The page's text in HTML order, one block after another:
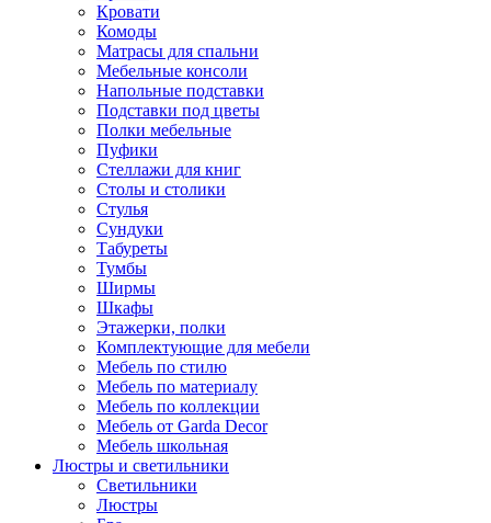
Кровати
Комоды
Матрасы для спальни
Мебельные консоли
Напольные подставки
Подставки под цветы
Полки мебельные
Пуфики
Стеллажи для книг
Столы и столики
Стулья
Сундуки
Табуреты
Тумбы
Ширмы
Шкафы
Этажерки, полки
Комплектующие для мебели
Мебель по стилю
Мебель по материалу
Мебель по коллекции
Мебель от Garda Decor
Мебель школьная
Люстры и светильники
Светильники
Люстры